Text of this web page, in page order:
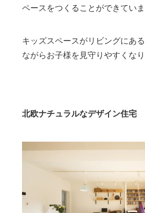
ペースをつくることができてい
キッズスペースがリビングにあ
ながらお子様を見守りやすくな
北欧ナチュラルなデザイン住宅